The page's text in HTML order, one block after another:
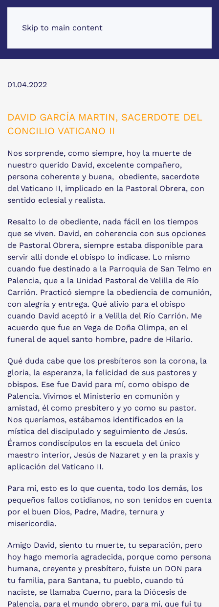
Skip to main content
01.04.2022
DAVID GARCÍA MARTIN, SACERDOTE DEL
CONCILIO VATICANO II
Nos sorprende, como siempre, hoy la muerte de
nuestro querido David, excelente compañero,
persona coherente y buena, obediente, sacerdote
del Vaticano II, implicado en la Pastoral Obrera, con
sentido eclesial y realista.
Resalto lo de obediente, nada fácil en los tiempos
que se viven. David, en coherencia con sus opciones
de Pastoral Obrera, siempre estaba disponible para
servir allí donde el obispo lo indicase. Lo mismo
cuando fue destinado a la Parroquia de San Telmo en
Palencia, que a la Unidad Pastoral de Velilla de Río
Carrión. Practicó siempre la obediencia de comunión,
con alegría y entrega. Qué alivio para el obispo
cuando David aceptó ir a Velilla del Río Carrión. Me
acuerdo que fue en Vega de Doña Olimpa, en el
funeral de aquel santo hombre, padre de Hilario.
Qué duda cabe que los presbíteros son la corona, la
gloria, la esperanza, la felicidad de sus pastores y
obispos. Ese fue David para mí, como obispo de
Palencia. Vivimos el Ministerio en comunión y
amistad, él como presbítero y yo como su pastor.
Nos queríamos, estábamos identificados en la
mística del discipulado y seguimiento de Jesús.
Éramos condiscípulos en la escuela del único
maestro interior, Jesús de Nazaret y en la praxis y
aplicación del Vaticano II.
Para mí, esto es lo que cuenta, todo los demás, los
pequeños fallos cotidianos, no son tenidos en cuenta
por el buen Dios, Padre, Madre, ternura y
misericordia.
Amigo David, siento tu muerte, tu separación, pero
hoy hago memoria agradecida, porque como persona
humana, creyente y presbítero, fuiste un DON para
tu familia, para Santana, tu pueblo, cuando tú
naciste, se llamaba Cuerno, para la Diócesis de
Palencia, para el mundo obrero, para mí, que fui tu